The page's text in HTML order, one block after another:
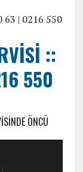
::
550
ÖNCÜ